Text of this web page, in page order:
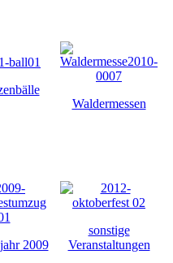
Waldermessen
2009
sonstige
Veranstaltungen